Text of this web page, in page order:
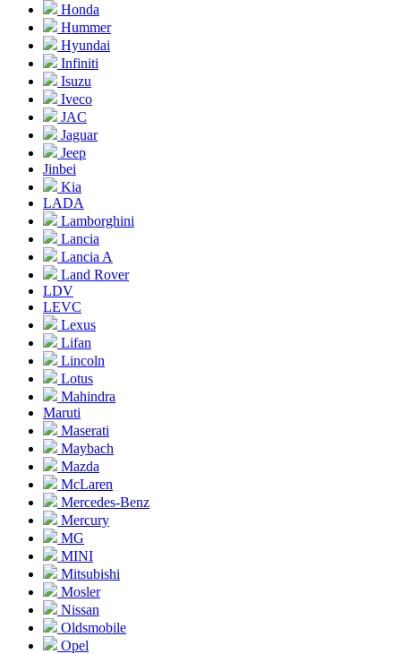
Honda
Hummer
Hyundai
Infiniti
Isuzu
Iveco
JAC
Jaguar
Jeep
Jinbei
Kia
LADA
Lamborghini
Lancia
Lancia A
Land Rover
LDV
LEVC
Lexus
Lifan
Lincoln
Lotus
Mahindra
Maruti
Maserati
Maybach
Mazda
McLaren
Mercedes-Benz
Mercury
MG
MINI
Mitsubishi
Mosler
Nissan
Oldsmobile
Opel